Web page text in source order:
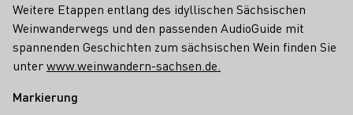
Weitere Etappen entlang des idyllischen Sächsischen
Weinwanderwegs und den passenden AudioGuide mit
spannenden Geschichten zum sächsischen Wein finden Sie
unterwww.weinwandern-sachsen.de.
Markierung